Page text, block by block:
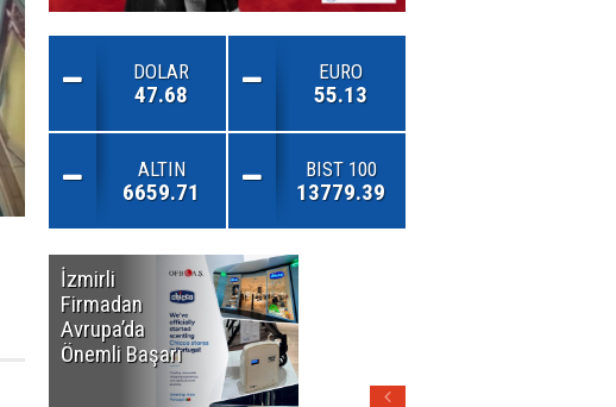
DOLAR
47.68
EURO
55.13
ALTIN
6659.71
BIST 100
13779.39
İzmirli
Firmadan
Avrupa’da
Önemli Başarı